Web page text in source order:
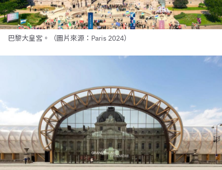
巴黎大皇宮。（圖片來源：Paris 2024）